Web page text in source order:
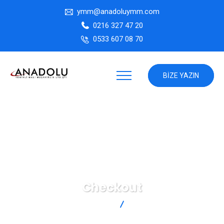
ymm@anadoluymm.com
0216 327 47 20
0533 607 08 70
BIZE YAZIN
Checkout